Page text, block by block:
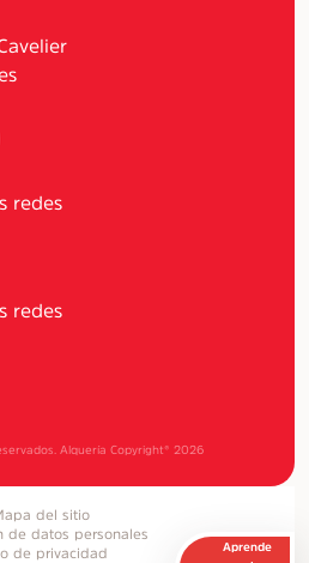
redes
redes
Alquería Copyright® 2026
del sitio
de datos personales
de privacidad
Aprende